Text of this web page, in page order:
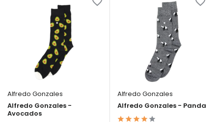
Alfredo Gonzales
Alfredo Gonzales -
Avocados
Alfredo Gonzales
Alfredo Gonzales - Panda